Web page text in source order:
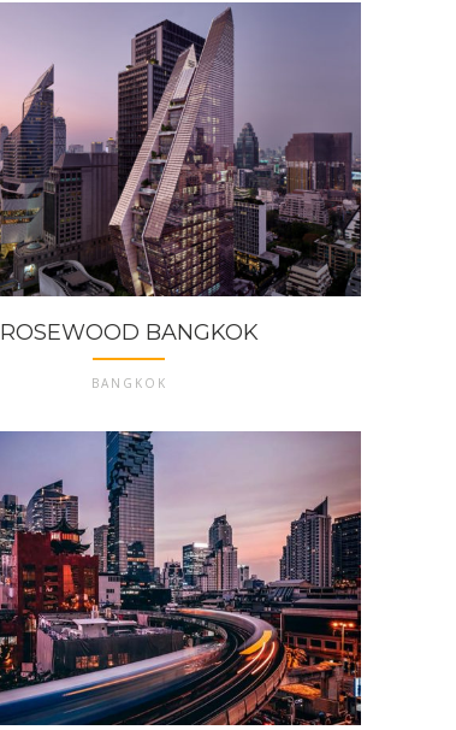
ROSEWOOD BANGKOK
BANGKOK